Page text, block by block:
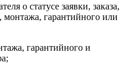
о статусе заявки, заказа,
монтажа, гарантийного или
гарантийного и